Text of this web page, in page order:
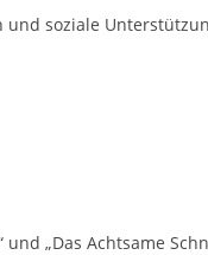
und soziale
„Das Achtsame